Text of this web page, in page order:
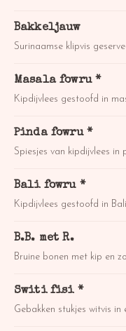
Bakkeljauw
Surinaamse klipvis
Masala fowru *
Kipdijvlees gestoofd in
Pinda fowru *
Spiesjes van kipdijvlees in
Bali fowru *
Kipdijvlees gestoofd in
B.B. met R.
Bruine bonen met kip en
Switi fisi *
Gebakken stukjes witvis in